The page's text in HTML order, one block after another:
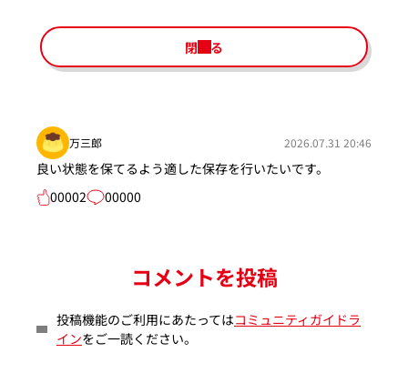
閉じる
万三郎 2026.07.31 20:46
良い状態を保てるよう適した保存を行いたいです。
00002
00000
コメントを投稿
投稿機能のご利用にあたってはコミュニティガイドラ
インをご一読ください。